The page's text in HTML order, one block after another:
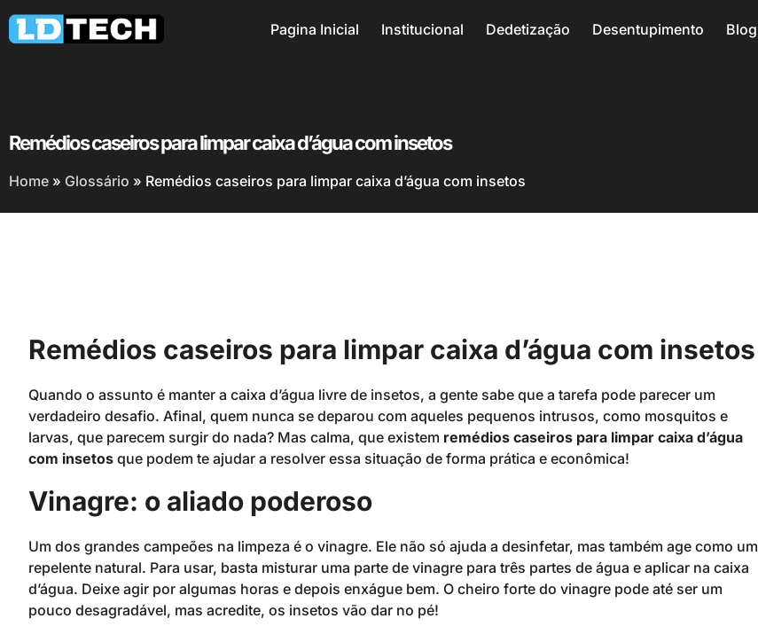
Pagina Inicial Institucional Dedetização Desentupimento Blog
Remédios caseiros para limpar caixa d’água com insetos
Home » Glossário » Remédios caseiros para limpar caixa d’água com insetos
Remédios caseiros para limpar caixa d’água com insetos
Quando o assunto é manter a caixa d’água livre de insetos, a gente sabe que a tarefa pode parecer um
verdadeiro desafio. Afinal, quem nunca se deparou com aqueles pequenos intrusos, como mosquitos e
larvas, que parecem surgir do nada? Mas calma, que existem remédios caseiros para limpar caixa d’água
com insetos que podem te ajudar a resolver essa situação de forma prática e econômica!
Vinagre: o aliado poderoso
Um dos grandes campeões na limpeza é o vinagre. Ele não só ajuda a desinfetar, mas também age como um
repelente natural. Para usar, basta misturar uma parte de vinagre para três partes de água e aplicar na caixa
d’água. Deixe agir por algumas horas e depois enxágue bem. O cheiro forte do vinagre pode até ser um
pouco desagradável, mas acredite, os insetos vão dar no pé!